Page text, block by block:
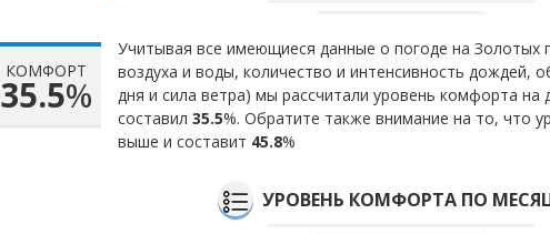
КОМФОРТ
35.5%
Учитывая все имеющиеся данные о погоде на Золотых
воздуха и воды, количество и интенсивность дождей,
дня и сила ветра) мы рассчитали уровень комфорта на
составил 35.5%. Обратите также внимание на то, что
выше и составит 45.8%
УРОВЕНЬ КОМФОРТА ПО